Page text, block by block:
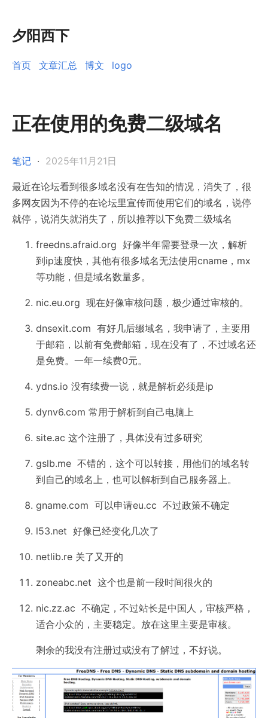
夕阳西下
首页 文章汇总 博文 logo
正在使用的免费二级域名
笔记 · 2025年11月21日
最近在论坛看到很多域名没有在告知的情况，消失了，很
多网友因为不停的在论坛里宣传而使用它们的域名，说停
就停，说消失就消失了，所以推荐以下免费二级域名
freedns.afraid.org 好像半年需要登录一次，解析
到ip速度快，其他有很多域名无法使用cname，mx
等功能，但是域名数量多。
nic.eu.org 现在好像审核问题，极少通过审核的。
dnsexit.com 有好几后缀域名，我申请了，主要用
于邮箱，以前有免费邮箱，现在没有了，不过域名还
是免费。一年一续费0元。
ydns.io 没有续费一说，就是解析必须是ip
dynv6.com 常用于解析到自己电脑上
site.ac 这个注册了，具体没有过多研究
gslb.me 不错的，这个可以转接，用他们的域名转
到自己的域名上，也可以解析到自己服务器上。
gname.com 可以申请eu.cc 不过政策不确定
l53.net 好像已经变化几次了
netlib.re 关了又开的
zoneabc.net 这个也是前一段时间很火的
nic.zz.ac 不确定，不过站长是中国人，审核严格，
适合小众的，主要稳定。放在这里主要是审核。
剩余的我没有注册过或没有了解过，不好说。